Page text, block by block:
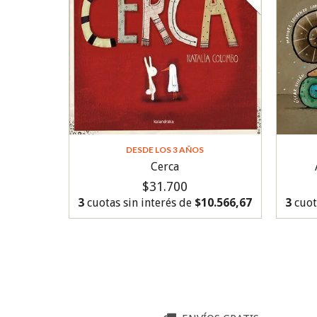
DESDE LOS 3 AÑOS
Cerca
$31.700
3 cuotas sin interés de $10.566,67 3